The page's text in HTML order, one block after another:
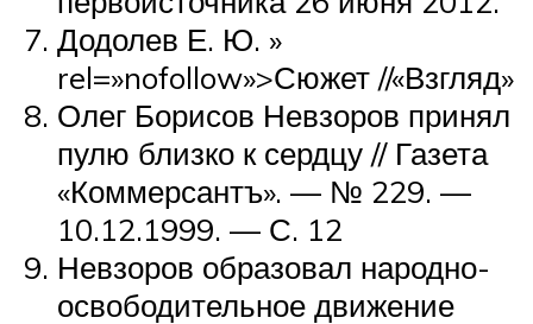
Додолев Е. Ю. »
rel=»nofollow»>Сюжет //«Взгляд»
Олег Борисов Невзоров принял
пулю близко к сердцу // Газета
«Коммерсантъ». — № 229. —
10.12.1999. — С. 12
Невзоров образовал народно-
освободительное движение